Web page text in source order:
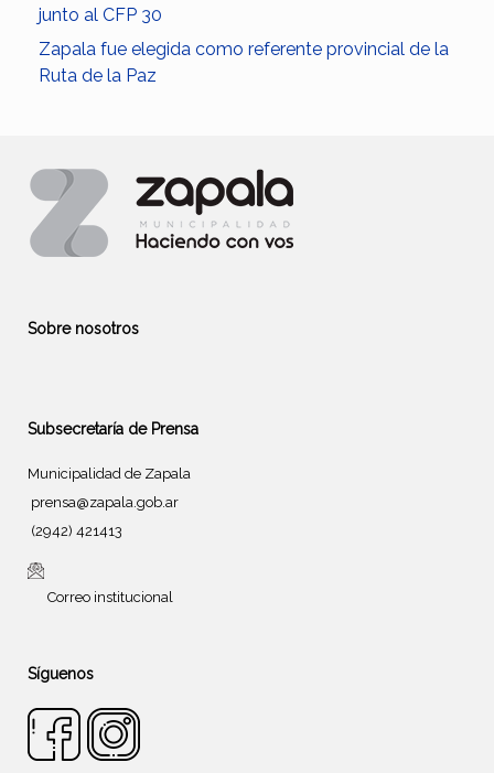
junto al CFP 30
Zapala fue elegida como referente provincial de la
Ruta de la Paz
Sobre nosotros
Subsecretaría de Prensa
Municipalidad de Zapala
prensa@zapala.gob.ar
(2942) 421413
Correo institucional
Síguenos